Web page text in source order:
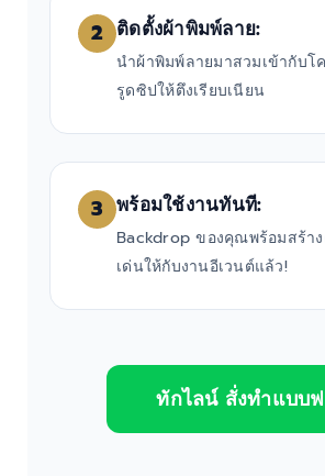
2 ติดตั้งผ้าพิมพ์ลาย:
นำผ้าพิมพ์ลายมาสวมเข้ากับโ
รูดซิปให้ตึงเรียบเนียน
3 พร้อมใช้งานทันที:
Backdrop ของคุณพร้อมสร้า
เด่นให้กับงานอีเวนต์แล้ว!
ทักไลน์ สั่งทำแบบ